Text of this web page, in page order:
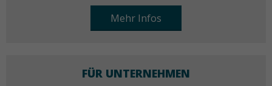
Mehr Infos
FÜR UNTERNEHMEN